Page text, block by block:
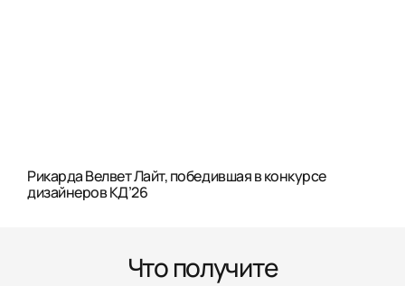
Рикарда Велвет Лайт, победившая в конкурсе
дизайнеров КД’26
Что получите